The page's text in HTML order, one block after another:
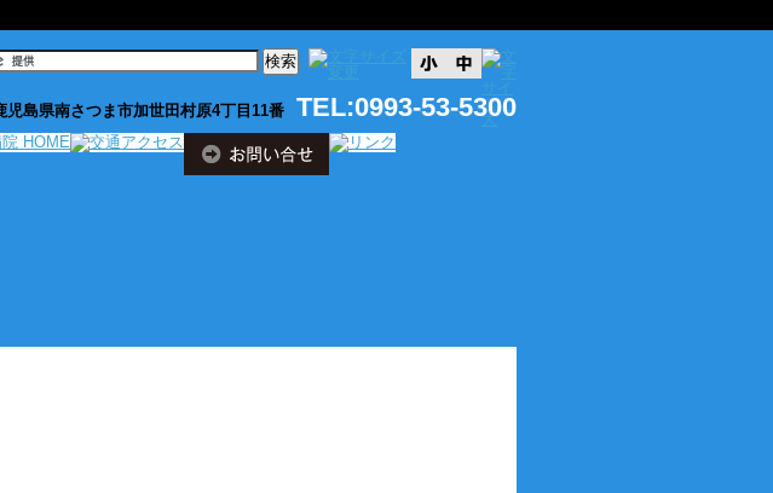
児島県南さつま市加世田村原4丁目11番 TEL:0993-53-5300